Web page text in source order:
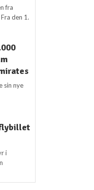
fra
den 1.
sin nye
flybillet
i